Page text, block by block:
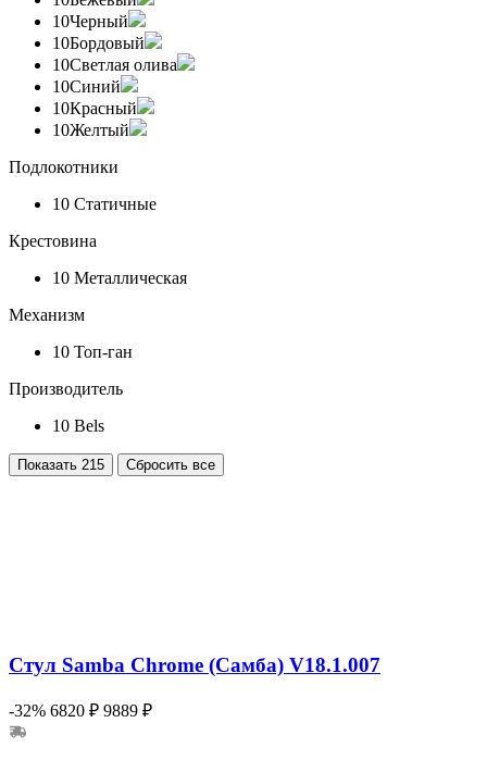
10Черный
10Бордовый
10Светлая олива
10Синий
10Красный
10Желтый
Подлокотники
10 Статичные
Крестовина
10 Металлическая
Механизм
10 Топ-ган
Производитель
10 Bels
Показать 215 Сбросить все
Стул Samba Chrome (Самба) V18.1.007
-32% 6820 ₽ 9889 ₽